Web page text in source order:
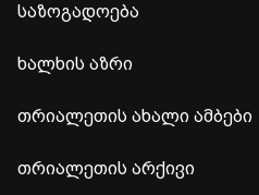
საზოგადოება
ხალხის აზრი
თრიალეთის ახალი ამბები
თრიალეთის არქივი